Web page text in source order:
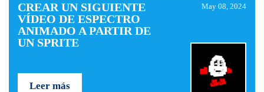
CREAR UN SIGUIENTE
VÍDEO DE ESPECTRO
ANIMADO A PARTIR DE
UN SPRITE
May 08, 2024
Leer más